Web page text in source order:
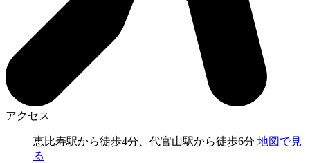
アクセス
恵比寿駅から徒歩4分、代官山駅から徒歩6分 地図で見
る